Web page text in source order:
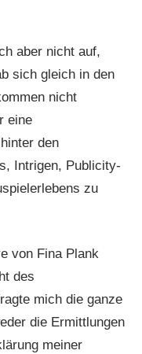
aber nicht auf,
sich gleich in den
nicht
eine
den
Intrigen, Publicity-
zu
von Fina Plank
des
mich die ganze
die Ermittlungen
meiner